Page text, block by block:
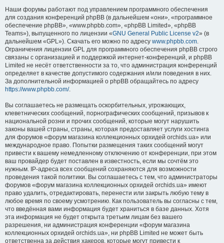
Наши форумы работают под управлением программного обеспечения
для создания конференций phpBB (в дальнейшем «они», «программное
обеспечение phpBB», «www.phpbb.com», «phpBB Limited», «phpBB
Teams»), выпущенного по лицензии «GNU General Public License v2» (в
дальнейшем «GPL»). Скачать его можно по адресу www.phpbb.com.
Ограничения лицензии GPL для программного обеспечения phpBB строго
связаны с организацией и поддержкой интернет-конференций, и phpBB
Limited не несёт ответственности за то, что администрация конференций
определяет в качестве допустимого содержания и/или поведения в них.
За дополнительной информацией о phpBB обращайтесь по адресу
https://www.phpbb.com/.
Вы соглашаетесь не размещать оскорбительных, угрожающих,
клеветнических сообщений, порнографических сообщений, призывов к
национальной розни и прочих сообщений, которые могут нарушить
законы вашей страны, страны, которая предоставляет услуги хостинга
для форумов «форум магазина коллекционных орхидей orchids.ua» или
международное право. Попытки размещения таких сообщений могут
привести к вашему немедленному отключению от конференции, при этом
ваш провайдер будет поставлен в известность, если мы сочтём это
нужным. IP-адреса всех сообщений сохраняются для возможности
проведения такой политики. Вы соглашаетесь с тем, что администраторы
форумов «форум магазина коллекционных орхидей orchids.ua» имеют
право удалить, отредактировать, перенести или закрыть любую тему в
любое время по своему усмотрению. Как пользователь вы согласны с тем,
что введённая вами информация будет храниться в базе данных. Хотя
эта информация не будет открыта третьим лицам без вашего
разрешения, ни администрация конференции «форум магазина
коллекционных орхидей orchids.ua», ни phpBB Limited не может быть
ответственна за действия хакеров, которые могут привести к